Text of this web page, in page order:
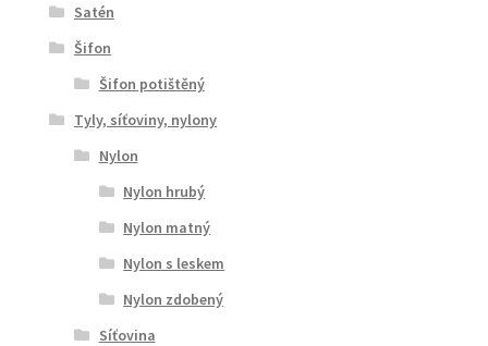
Satén
Šifon
Šifon potištěný
Tyly, síťoviny, nylony
Nylon
Nylon hrubý
Nylon matný
Nylon s leskem
Nylon zdobený
Síťovina